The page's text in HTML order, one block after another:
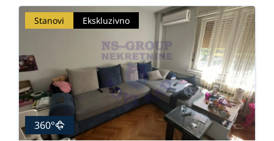
Stanovi Ekskluzivno
360°